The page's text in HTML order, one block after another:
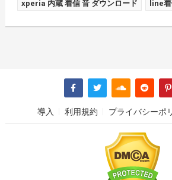
xperia 内蔵 着信 音 ダウンロード line
導入 利用規約 プライバシーポ